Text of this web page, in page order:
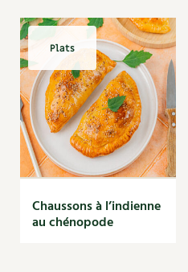
Plats
Chaussons à l’indienne
au chénopode